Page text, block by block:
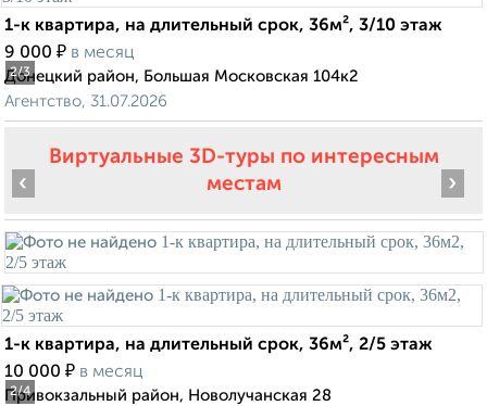
2/3
1-к квартира, на длительный срок, 36м², 3/10 этаж
9 000 ₽ в месяц
Донецкий район, Большая Московская 104к2
Агентство, 31.07.2026
Виртуальные 3D-туры по интересным
местам
2/4
‹ ›
1-к квартира, на длительный срок, 36м², 2/5 этаж
10 000 ₽ в месяц
Привокзальный район, Новолучанская 28